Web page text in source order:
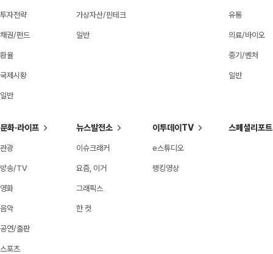
투자전략
채권/펀드
환율
국제시황
일반
가상자산/핀테크
일반
유통
의료/바이오
중기/벤처
일반
문화·라이프
관광
방송/TV
영화
음악
공연/출판
스포츠
뉴스발전소
이슈크래커
요즘, 이거
그래픽스
한 컷
이투데이TV
e스튜디오
랭킹영상
스페셜리포트